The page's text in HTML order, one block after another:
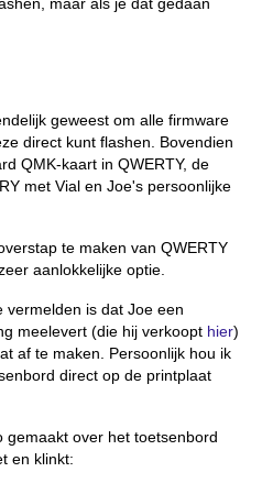
maar als je dat gedaan
geweest om alle firmware
direct kunt flashen. Bovendien
QMK-kaart in QWERTY, de
met Vial en Joe's persoonlijke
te maken van QWERTY
aanlokkelijke optie.
vermelden is dat Joe een
meelevert (die hij verkoopt hier)
af te maken. Persoonlijk hou ik
direct op de printplaat
gemaakt over het toetsenbord
en klinkt: